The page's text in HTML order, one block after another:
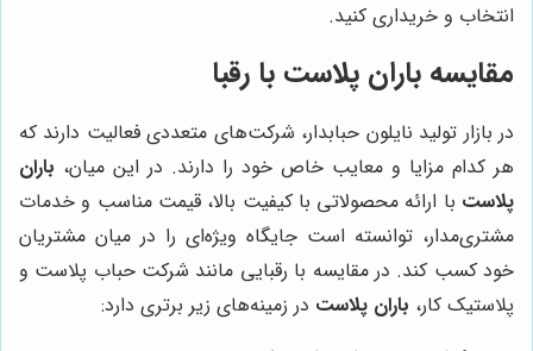
انتخاب و خریداری کنید.
مقایسه باران پلاست با رقبا
در بازار تولید نایلون حبابدار، شرکت‌های متعددی فعالیت دارند که
هر کدام مزایا و معایب خاص خود را دارند. در این میان، باران
پلاست با ارائه محصولاتی با کیفیت بالا، قیمت مناسب و خدمات
مشتری‌مدار، توانسته است جایگاه ویژه‌ای را در میان مشتریان
خود کسب کند. در مقایسه با رقبایی مانند شرکت حباب پلاست و
پلاستیک کار، باران پلاست در زمینه‌های زیر برتری دارد: